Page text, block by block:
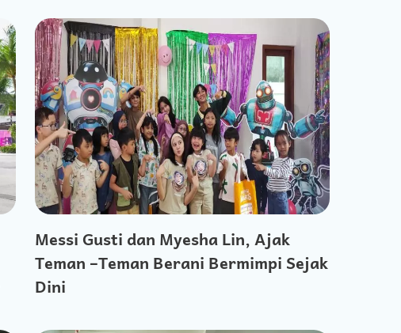
Messi Gusti dan Myesha Lin, Ajak
Teman –Teman Berani Bermimpi Sejak
Dini